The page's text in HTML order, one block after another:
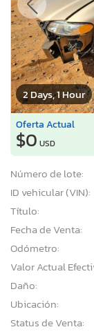
2 Days, 1 Hour
Oferta Actual
$0 USD
Número de lote:
ID vehicular (VIN):
Título:
Fecha de Venta:
Odómetro:
Valor Actual
Daño:
Ubicación:
Status de Venta: